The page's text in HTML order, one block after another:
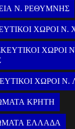
Ν. ΡΕΘΥΜΝΗΣ
ΧΩΡΟΙ Ν.
ΧΩΡΟΙ
ΧΩΡΟΙ Ν.
ΚΡΗΤΗ
ΕΛΛΑΔΑ